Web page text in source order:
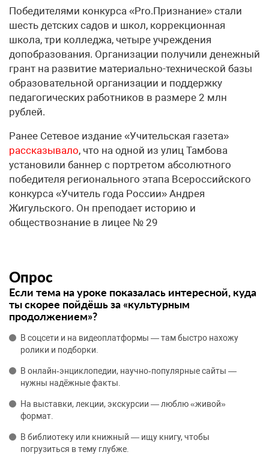
Победителями конкурса «Pro.Признание» стали
шесть детских садов и школ, коррекционная
школа, три колледжа, четыре учреждения
допобразования. Организации получили денежный
грант на развитие материально-технической базы
образовательной организации и поддержку
педагогических работников в размере 2 млн
рублей.
Ранее Сетевое издание «Учительская газета»
рассказывало, что на одной из улиц Тамбова
установили баннер с портретом абсолютного
победителя регионального этапа Всероссийского
конкурса «Учитель года России» Андрея
Жигульского. Он преподает историю и
обществознание в лицее № 29
Опрос
Если тема на уроке показалась интересной, куда
ты скорее пойдёшь за «культурным
продолжением»?
В соцсети и на видеоплатформы — там быстро нахожу
ролики и подборки.
В онлайн‑энциклопедии, научно‑популярные сайты —
нужны надёжные факты.
На выставки, лекции, экскурсии — люблю «живой»
формат.
В библиотеку или книжный — ищу книгу, чтобы
погрузиться в тему глубже.